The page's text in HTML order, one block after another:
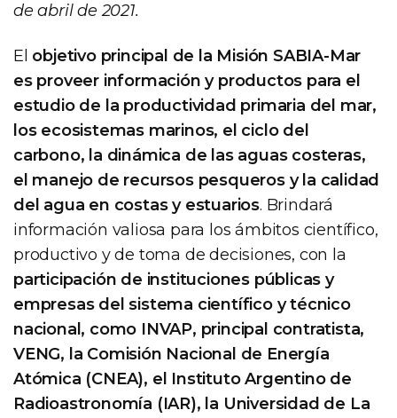
de abril de 2021.
El objetivo principal de la Misión SABIA-Mar
es proveer información y productos para el
estudio de la productividad primaria del mar,
los ecosistemas marinos, el ciclo del
carbono, la dinámica de las aguas costeras,
el manejo de recursos pesqueros y la calidad
del agua en costas y estuarios. Brindará
información valiosa para los ámbitos científico,
productivo y de toma de decisiones, con la
participación de instituciones públicas y
empresas del sistema científico y técnico
nacional, como INVAP, principal contratista,
VENG, la Comisión Nacional de Energía
Atómica (CNEA), el Instituto Argentino de
Radioastronomía (IAR), la Universidad de La